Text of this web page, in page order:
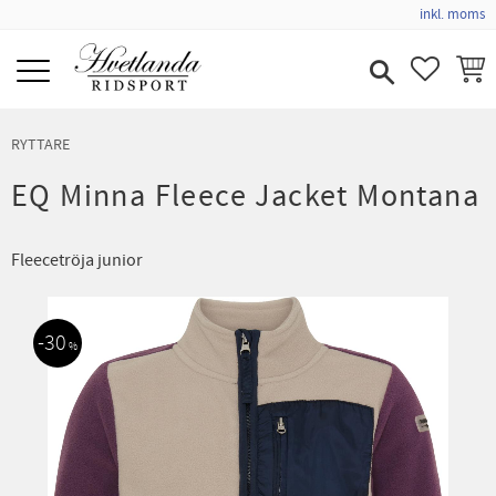
inkl. moms
RYTTARE
EQ Minna Fleece Jacket Montana
Fleecetröja junior
30 %